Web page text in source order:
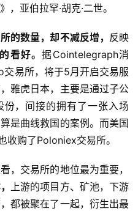
亚伯拉罕·胡克·二世。
的数量，却不减反增， 反映
看好。据Cointelegraph消
交易所，将于5月开启交易服
雅虎日本，主要是通过子公
，间接的拥有了一张入场
是曲线救国的案例。而美国
收购了Poloniex交易所。
，交易所的地位最为重要，
上游的项目方、矿池，下游
都被聚在了一起，衍生出最